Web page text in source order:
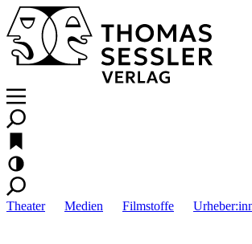
Theater Medien Filmstoffe